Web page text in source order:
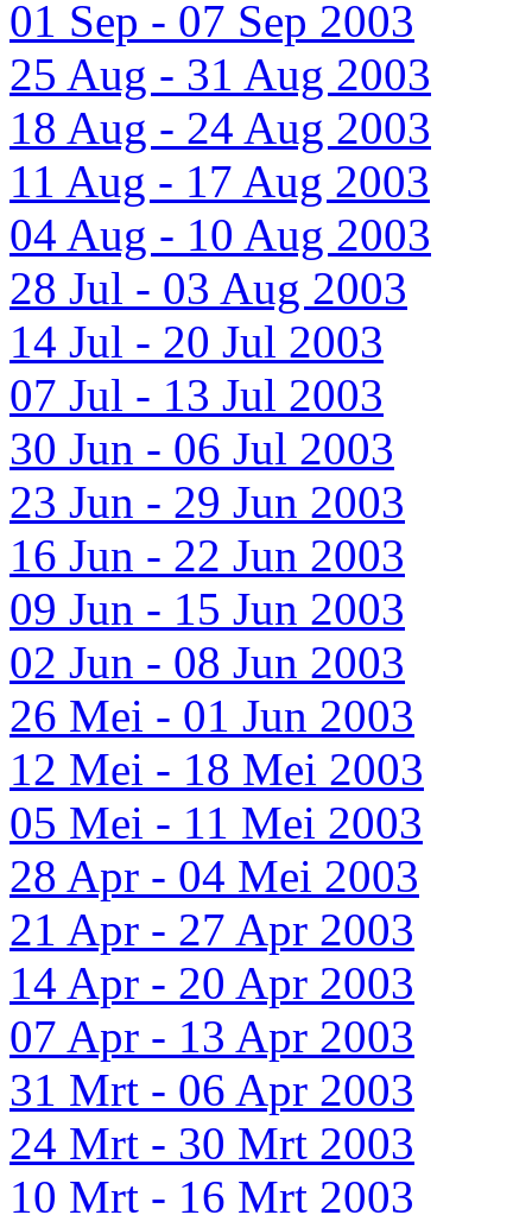
01 Sep - 07 Sep 2003
25 Aug - 31 Aug 2003
18 Aug - 24 Aug 2003
11 Aug - 17 Aug 2003
04 Aug - 10 Aug 2003
28 Jul - 03 Aug 2003
14 Jul - 20 Jul 2003
07 Jul - 13 Jul 2003
30 Jun - 06 Jul 2003
23 Jun - 29 Jun 2003
16 Jun - 22 Jun 2003
09 Jun - 15 Jun 2003
02 Jun - 08 Jun 2003
26 Mei - 01 Jun 2003
12 Mei - 18 Mei 2003
05 Mei - 11 Mei 2003
28 Apr - 04 Mei 2003
21 Apr - 27 Apr 2003
14 Apr - 20 Apr 2003
07 Apr - 13 Apr 2003
31 Mrt - 06 Apr 2003
24 Mrt - 30 Mrt 2003
10 Mrt - 16 Mrt 2003